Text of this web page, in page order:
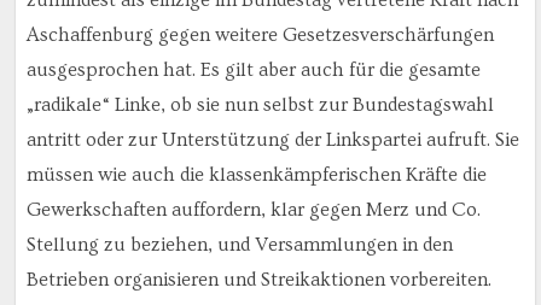
Aschaffenburg gegen weitere Gesetzesverschärfungen
ausgesprochen hat. Es gilt aber auch für die gesamte
„radikale“ Linke, ob sie nun selbst zur Bundestagswahl
antritt oder zur Unterstützung der Linkspartei aufruft. Sie
müssen wie auch die klassenkämpferischen Kräfte die
Gewerkschaften auffordern, klar gegen Merz und Co.
Stellung zu beziehen, und Versammlungen in den
Betrieben organisieren und Streikaktionen vorbereiten.